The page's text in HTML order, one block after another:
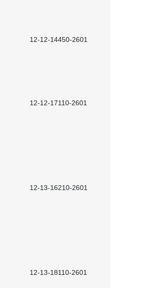
12-12-14450-2601
12-12-17110-2601
12-13-16210-2601
12-13-18110-2601